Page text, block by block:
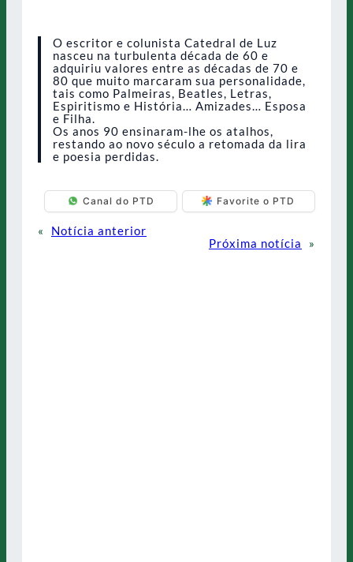
O escritor e colunista Catedral de Luz
nasceu na turbulenta década de 60 e
adquiriu valores entre as décadas de 70 e
80 que muito marcaram sua personalidade,
tais como Palmeiras, Beatles, Letras,
Espiritismo e História… Amizades… Esposa
e Filha.
Os anos 90 ensinaram-lhe os atalhos,
restando ao novo século a retomada da lira
e poesia perdidas.
Canal do PTD Favorite o PTD
«
Notícia anterior
Próxima notícia
»